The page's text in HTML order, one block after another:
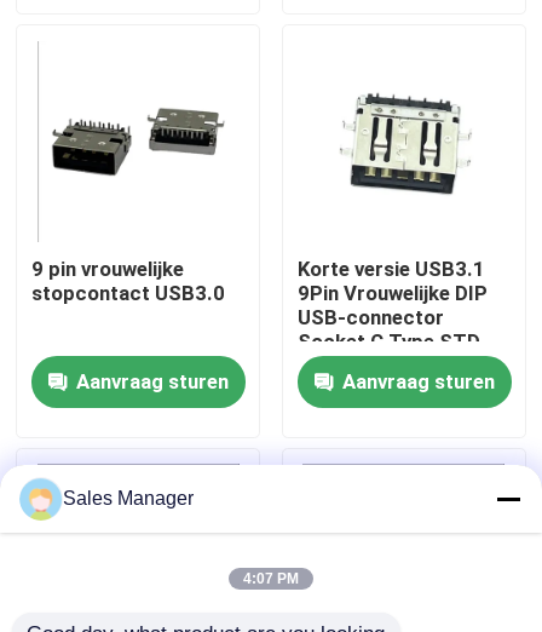
Producten
USB Type C-connectoren
DP-aansluiting
Micro HDMI-aansluiting
9 pin vrouwelijke
stopcontact USB3.0
Aanvraag sturen
Korte versie USB3.1
9Pin Vrouwelijke DIP
USB-connector
Socket C Type STD
Aanvraag sturen
Sales Manager
4:07 PM